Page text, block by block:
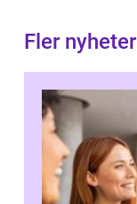
Fler nyheter